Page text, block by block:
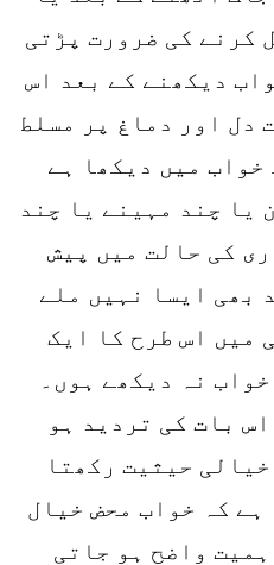
کرنے کی ضرورت پڑتی
دیکھنے کے بعد اس
دل اور دماغ پر مسلط
خواب میں دیکھا ہے
یا چند مہینے یا چند
کی حالت میں پیش
بھی ایسا نہیں ملے
میں اس طرح کا ایک
نہ دیکھے ہوں۔
بات کی تردید ہو
حیثیت رکھتا
ہے کہ خواب محض خیال
واضح ہو جاتی